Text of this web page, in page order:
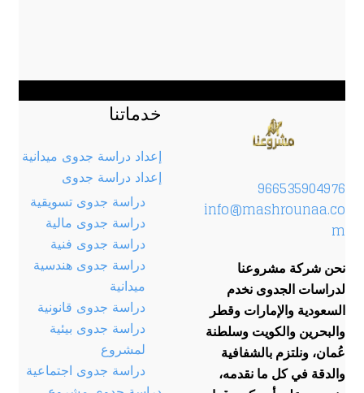
966535904976
info@mashrounaa.co
m
نحن شركة مشروعنا
لدراسات الجدوى نخدم
السعودية والإمارات وقطر
والبحرين والكويت وسلطنة
عُمان، ونلتزم بالشفافية
والدقة في كل ما نقدمه،
خدماتنا
إعداد دراسة جدوى ميدانية
إعداد دراسة جدوى
دراسة جدوى تسويقية
دراسة جدوى مالية
دراسة جدوى فنية
دراسة جدوى هندسية
ميدانية
دراسة جدوى قانونية
دراسة جدوى بيئية
لمشروع
دراسة جدوى اجتماعية